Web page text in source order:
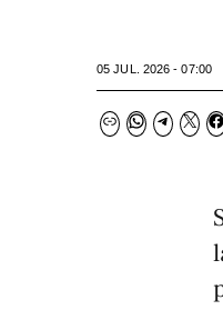
05 JUL. 2026 - 07:00